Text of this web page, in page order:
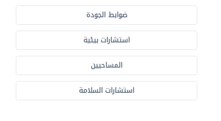
ضوابط الجودة
استشارات بيئية
المساحيين
استشارات السلامة